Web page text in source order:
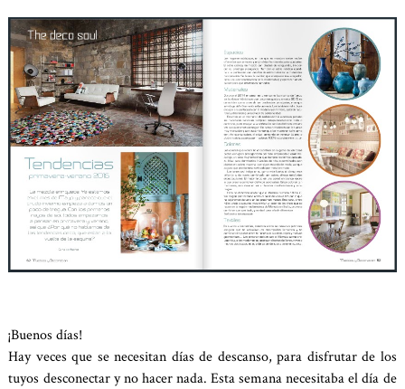
¡Buenos días!
Hay veces que se necesitan días de descanso, para disfrutar de los
tuyos desconectar y no hacer nada. Esta semana necesitaba el día de